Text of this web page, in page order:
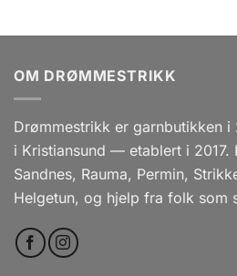
OM DRØMMESTRIKK
Drømmestrikk er garnbutikken i
i Kristiansund — etablert i 2017.
Sandnes, Rauma, Permin,
Helgetun, og hjelp fra folk som